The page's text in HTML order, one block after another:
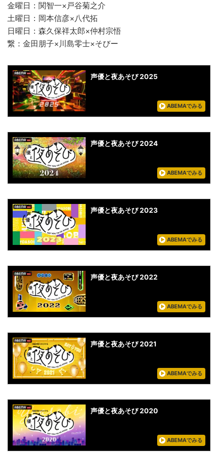
金曜日：関智一×戸谷菊之介
土曜日：岡本信彦×八代拓
日曜日：森久保祥太郎×仲村宗悟
繋：金田朋子×川島零士×そびー
声優と夜あそび 2025
ABEMAでみる
声優と夜あそび 2024
ABEMAでみる
声優と夜あそび 2023
ABEMAでみる
声優と夜あそび 2022
ABEMAでみる
声優と夜あそび 2021
ABEMAでみる
声優と夜あそび 2020
ABEMAでみる